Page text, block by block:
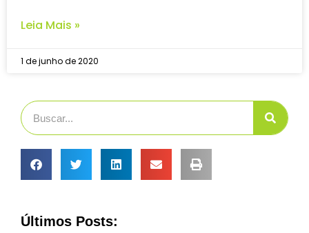
Leia Mais »
1 de junho de 2020
Últimos Posts: